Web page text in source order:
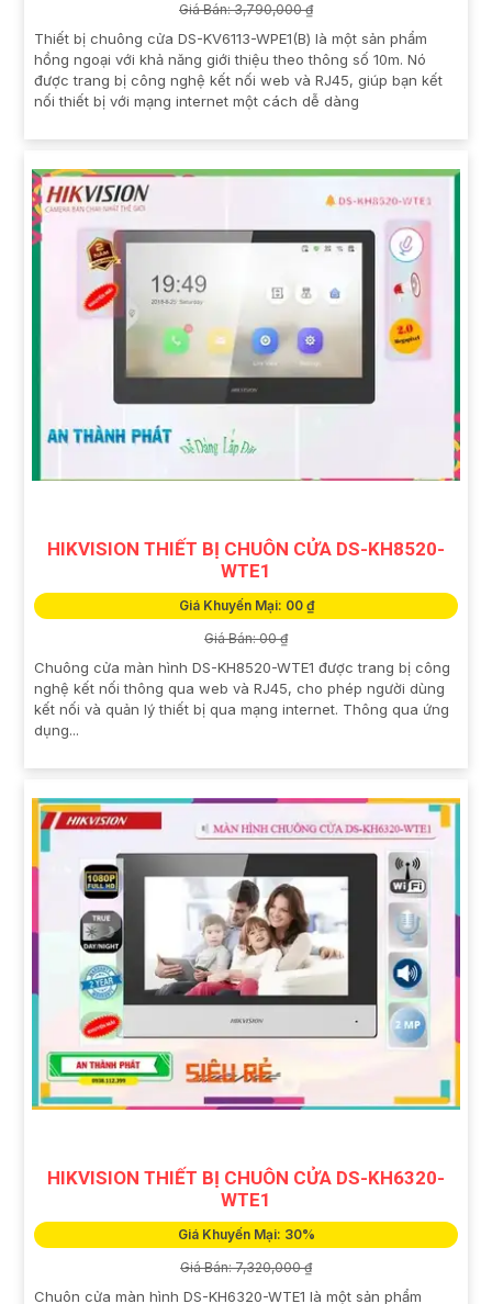
Giá Bán: 3,790,000 ₫
Thiết bị chuông cửa DS-KV6113-WPE1(B) là một sản phẩm
hồng ngoại với khả năng giới thiệu theo thông số 10m. Nó
được trang bị công nghệ kết nối web và RJ45, giúp bạn kết
nối thiết bị với mạng internet một cách dễ dàng
HIKVISION THIẾT BỊ CHUÔN CỬA DS-KH8520-
WTE1
Giá Khuyến Mại: 00 ₫
Giá Bán: 00 ₫
Chuông cửa màn hình DS-KH8520-WTE1 được trang bị công
nghệ kết nối thông qua web và RJ45, cho phép người dùng
kết nối và quản lý thiết bị qua mạng internet. Thông qua ứng
dụng...
HIKVISION THIẾT BỊ CHUÔN CỬA DS-KH6320-
WTE1
Giá Khuyến Mại: 30%
Giá Bán: 7,320,000 ₫
Chuôn cửa màn hình DS-KH6320-WTE1 là một sản phẩm